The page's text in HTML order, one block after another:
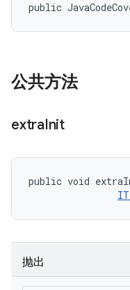
public
公共方法
extraInit
public void
抛出